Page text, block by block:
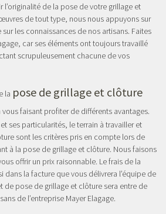
de la pose de votre grillage et
de tout type, nous nous appuyons sur
les connaissances de nos artisans. Faites
car ses éléments ont toujours travaillé
scrupuleusement chacune de vos
la pose de grillage et clôture
faisant profiter de différents avantages.
ses particularités, le terrain à travailler et
sont les critères pris en compte lors de
à la pose de grillage et clôture. Nous faisons
offrir un prix raisonnable. Le frais de la
dans la facture que vous délivrera l’équipe de
de pose de grillage et clôture sera entre de
de l’entreprise Mayer Elagage.